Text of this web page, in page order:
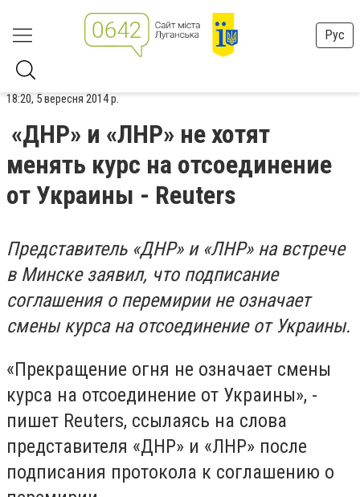
Рус
18:20, 5 вересня 2014 р.
«ДНР» и «ЛНР» не хотят
менять курс на отсоединение
от Украины - Reuters
Представитель «ДНР» и «ЛНР» на встрече
в Минске заявил, что подписание
соглашения о перемирии не означает
смены курса на отсоединение от Украины.
«Прекращение огня не означает смены
курса на отсоединение от Украины», -
пишет Reuters, ссылаясь на слова
представителя «ДНР» и «ЛНР» после
подписания протокола к соглашению о